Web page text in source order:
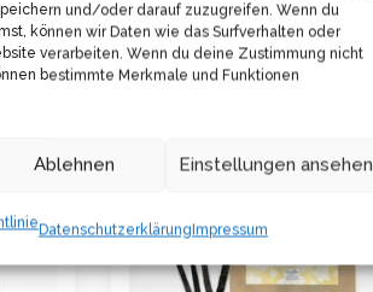
und/oder darauf zuzugreifen. Wenn du
können wir Daten wie das Surfverhalten oder
verarbeiten. Wenn du deine Zustimmung nicht
bestimmte Merkmale und Funktionen
Ablehnen Einstellungen ansehen
DatenschutzerklärungImpressum
Produkte